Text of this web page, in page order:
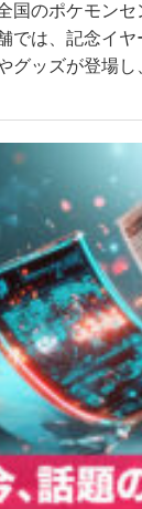
国のポケモンセ
では、記念イヤ
グッズが登場